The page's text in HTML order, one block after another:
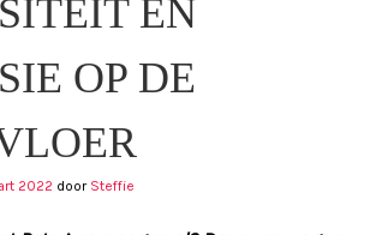
EN
OP DE
2022 door Steffie